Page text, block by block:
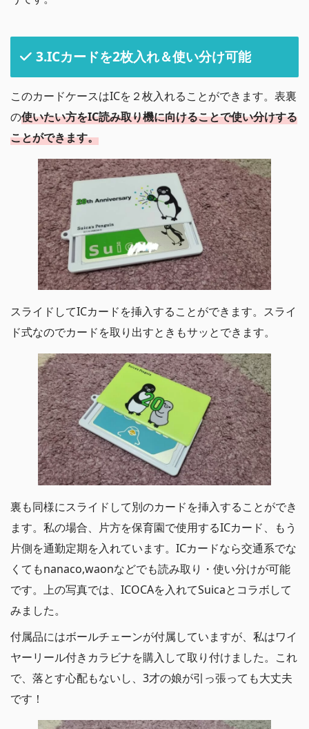
3.ICカードを2枚入れ＆使い分け可能
このカードケースはICを２枚入れることができます。表裏
の使いたい方をIC読み取り機に向けることで使い分けする
ことができます。
スライドしてICカードを挿入することができます。スライ
ド式なのでカードを取り出すときもサッとできます。
裏も同様にスライドして別のカードを挿入することができ
ます。私の場合、片方を保育園で使用するICカード、もう
片側を通勤定期を入れています。ICカードなら交通系でな
くてもnanaco,waonなどでも読み取り・使い分けが可能
です。上の写真では、ICOCAを入れてSuicaとコラボして
みました。
付属品にはボールチェーンが付属していますが、私はワイ
ヤーリール付きカラビナを購入して取り付けました。これ
で、落とす心配もないし、3才の娘が引っ張っても大丈夫
です！